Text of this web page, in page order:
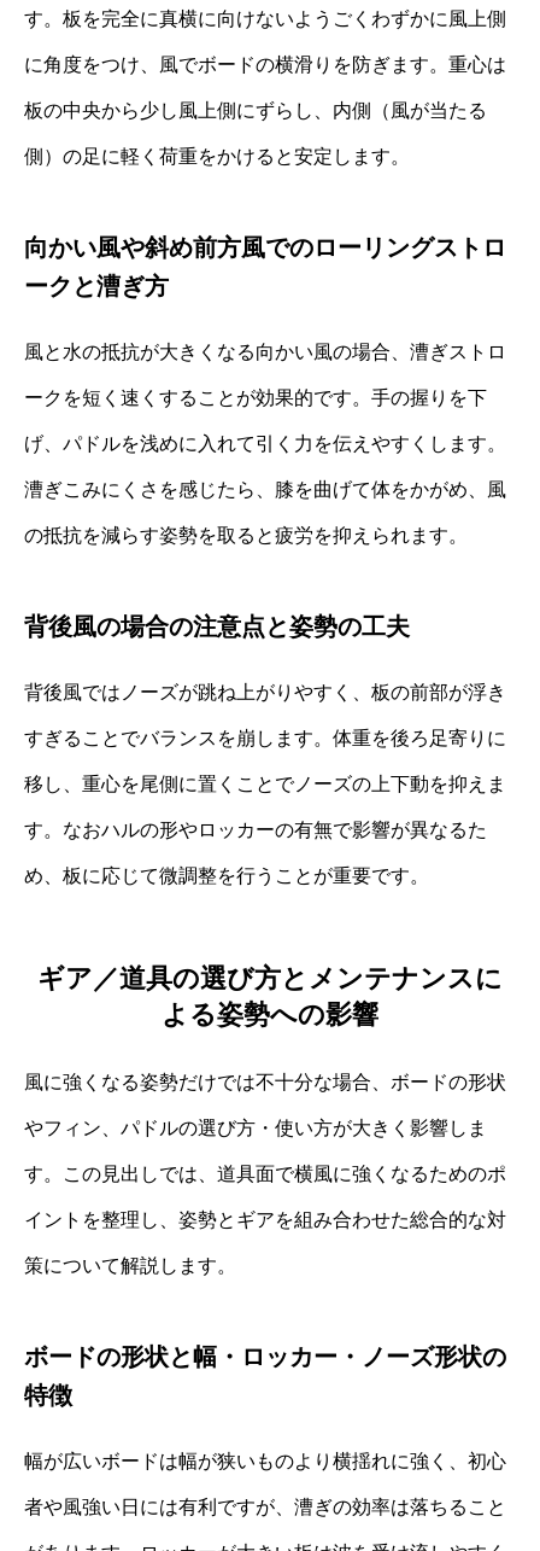
す。板を完全に真横に向けないようごくわずかに風上側
に角度をつけ、風でボードの横滑りを防ぎます。重心は
板の中央から少し風上側にずらし、内側（風が当たる
側）の足に軽く荷重をかけると安定します。
向かい風や斜め前方風でのローリングストロ
ークと漕ぎ方
風と水の抵抗が大きくなる向かい風の場合、漕ぎストロ
ークを短く速くすることが効果的です。手の握りを下
げ、パドルを浅めに入れて引く力を伝えやすくします。
漕ぎこみにくさを感じたら、膝を曲げて体をかがめ、風
の抵抗を減らす姿勢を取ると疲労を抑えられます。
背後風の場合の注意点と姿勢の工夫
背後風ではノーズが跳ね上がりやすく、板の前部が浮き
すぎることでバランスを崩します。体重を後ろ足寄りに
移し、重心を尾側に置くことでノーズの上下動を抑えま
す。なおハルの形やロッカーの有無で影響が異なるた
め、板に応じて微調整を行うことが重要です。
ギア／道具の選び方とメンテナンスに
よる姿勢への影響
風に強くなる姿勢だけでは不十分な場合、ボードの形状
やフィン、パドルの選び方・使い方が大きく影響しま
す。この見出しでは、道具面で横風に強くなるためのポ
イントを整理し、姿勢とギアを組み合わせた総合的な対
策について解説します。
ボードの形状と幅・ロッカー・ノーズ形状の
特徴
幅が広いボードは幅が狭いものより横揺れに強く、初心
者や風強い日には有利ですが、漕ぎの効率は落ちること